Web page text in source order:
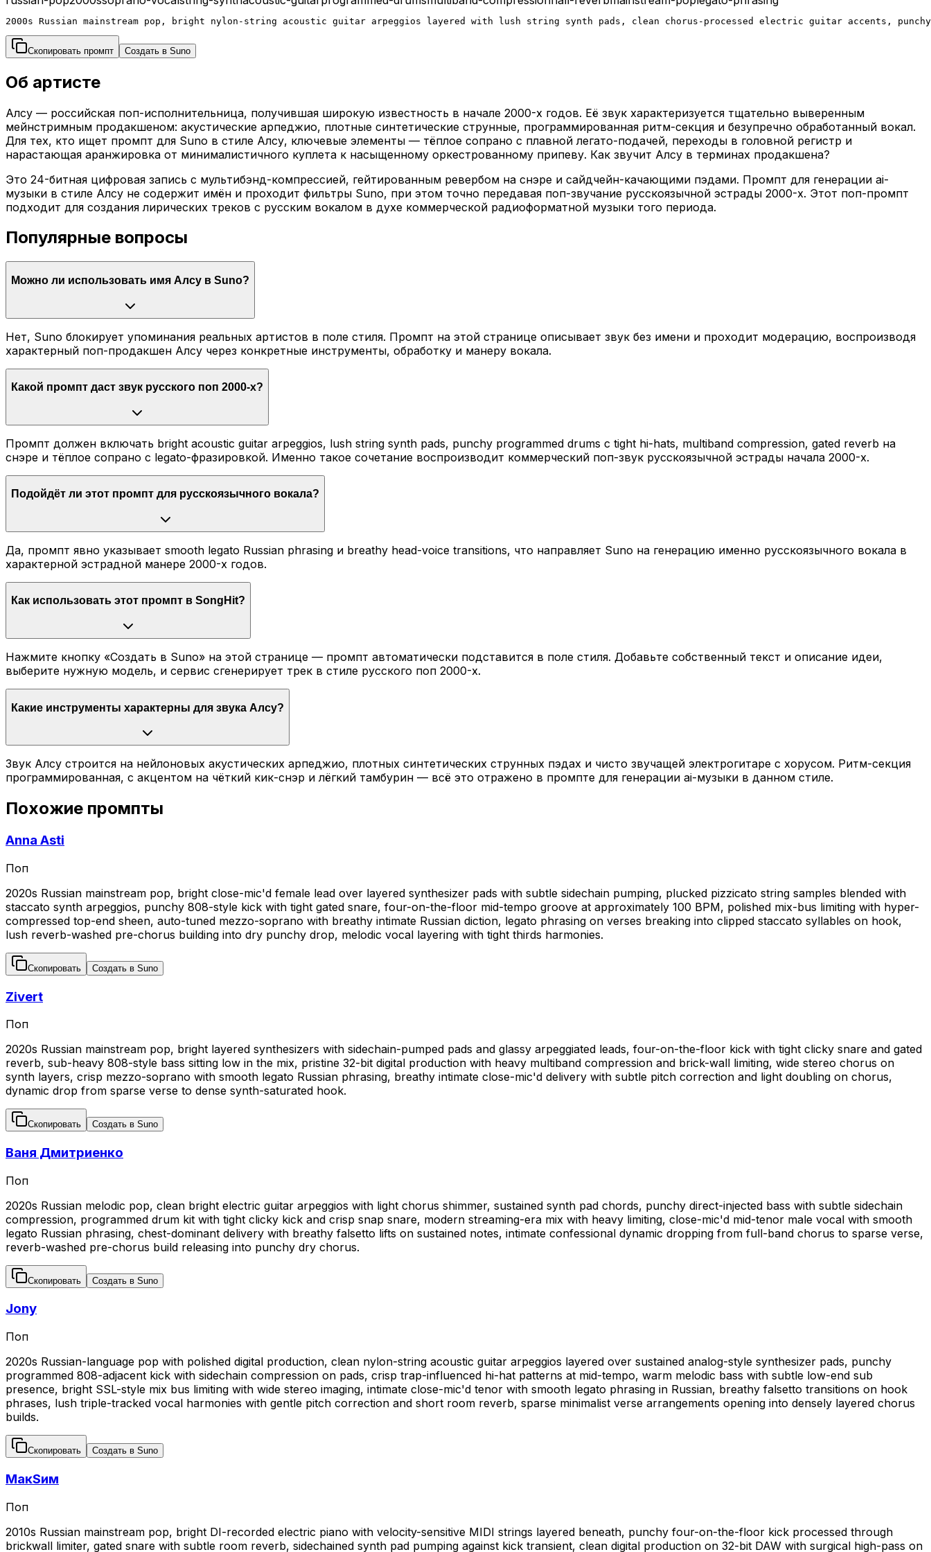
2000s Russian mainstream pop, bright nylon-string acoustic guitar arpeggios layered with lush string synth pads, clean chorus-processed electric guitar accents,
Скопировать промпт Создать в Suno
Об артисте
Алсу — российская поп-исполнительница, получившая широкую известность в начале 2000-х годов. Её звук характеризуется тщательно выверенным
мейнстримным продакшеном: акустические арпеджио, плотные синтетические струнные, программированная ритм-секция и безупречно обработанный вокал.
Для тех, кто ищет промпт для Suno в стиле Алсу, ключевые элементы — тёплое сопрано с плавной легато-подачей, переходы в головной регистр и
нарастающая аранжировка от минималистичного куплета к насыщенному оркестрованному припеву. Как звучит Алсу в терминах продакшена?
Это 24-битная цифровая запись с мультибэнд-компрессией, гейтированным ревербом на снэре и сайдчейн-качающими пэдами. Промпт для генерации ai-
музыки в стиле Алсу не содержит имён и проходит фильтры Suno, при этом точно передавая поп-звучание русскоязычной эстрады 2000-х. Этот поп-промпт
подходит для создания лирических треков с русским вокалом в духе коммерческой радиоформатной музыки того периода.
Популярные вопросы
Можно ли использовать имя Алсу в Suno?
Нет, Suno блокирует упоминания реальных артистов в поле стиля. Промпт на этой странице описывает звук без имени и проходит модерацию, воспроизводя
характерный поп-продакшен Алсу через конкретные инструменты, обработку и манеру вокала.
Какой промпт даст звук русского поп 2000-х?
Промпт должен включать bright acoustic guitar arpeggios, lush string synth pads, punchy programmed drums с tight hi-hats, multiband compression, gated reverb на
снэре и тёплое сопрано с legato-фразировкой. Именно такое сочетание воспроизводит коммерческий поп-звук русскоязычной эстрады начала 2000-х.
Подойдёт ли этот промпт для русскоязычного вокала?
Да, промпт явно указывает smooth legato Russian phrasing и breathy head-voice transitions, что направляет Suno на генерацию именно русскоязычного вокала в
характерной эстрадной манере 2000-х годов.
Как использовать этот промпт в SongHit?
Нажмите кнопку «Создать в Suno» на этой странице — промпт автоматически подставится в поле стиля. Добавьте собственный текст и описание идеи,
выберите нужную модель, и сервис сгенерирует трек в стиле русского поп 2000-х.
Какие инструменты характерны для звука Алсу?
Звук Алсу строится на нейлоновых акустических арпеджио, плотных синтетических струнных пэдах и чисто звучащей электрогитаре с хорусом. Ритм-секция
программированная, с акцентом на чёткий кик-снэр и лёгкий тамбурин — всё это отражено в промпте для генерации ai-музыки в данном стиле.
Похожие промпты
Anna Asti
Поп
2020s Russian mainstream pop, bright close-mic'd female lead over layered synthesizer pads with subtle sidechain pumping, plucked pizzicato string samples blended with
staccato synth arpeggios, punchy 808-style kick with tight gated snare, four-on-the-floor mid-tempo groove at approximately 100 BPM, polished mix-bus limiting with hyper-
compressed top-end sheen, auto-tuned mezzo-soprano with breathy intimate Russian diction, legato phrasing on verses breaking into clipped staccato syllables on hook,
lush reverb-washed pre-chorus building into dry punchy drop, melodic vocal layering with tight thirds harmonies.
Скопировать Создать в Suno
Zivert
Поп
2020s Russian mainstream pop, bright layered synthesizers with sidechain-pumped pads and glassy arpeggiated leads, four-on-the-floor kick with tight clicky snare and gated
reverb, sub-heavy 808-style bass sitting low in the mix, pristine 32-bit digital production with heavy multiband compression and brick-wall limiting, wide stereo chorus on
synth layers, crisp mezzo-soprano with smooth legato Russian phrasing, breathy intimate close-mic'd delivery with subtle pitch correction and light doubling on chorus,
dynamic drop from sparse verse to dense synth-saturated hook.
Скопировать Создать в Suno
Ваня Дмитриенко
Поп
2020s Russian melodic pop, clean bright electric guitar arpeggios with light chorus shimmer, sustained synth pad chords, punchy direct-injected bass with subtle sidechain
compression, programmed drum kit with tight clicky kick and crisp snap snare, modern streaming-era mix with heavy limiting, close-mic'd mid-tenor male vocal with smooth
legato Russian phrasing, chest-dominant delivery with breathy falsetto lifts on sustained notes, intimate confessional dynamic dropping from full-band chorus to sparse verse,
reverb-washed pre-chorus build releasing into punchy dry chorus.
Скопировать Создать в Suno
Jony
Поп
2020s Russian-language pop with polished digital production, clean nylon-string acoustic guitar arpeggios layered over sustained analog-style synthesizer pads, punchy
programmed 808-adjacent kick with sidechain compression on pads, crisp trap-influenced hi-hat patterns at mid-tempo, warm melodic bass with subtle low-end sub
presence, bright SSL-style mix bus limiting with wide stereo imaging, intimate close-mic'd tenor with smooth legato phrasing in Russian, breathy falsetto transitions on hook
phrases, lush triple-tracked vocal harmonies with gentle pitch correction and short room reverb, sparse minimalist verse arrangements opening into densely layered chorus
builds.
Скопировать Создать в Suno
МакSим
Поп
2010s Russian mainstream pop, bright DI-recorded electric piano with velocity-sensitive MIDI strings layered beneath, punchy four-on-the-floor kick processed through
brickwall limiter, gated snare with subtle room reverb, sidechained synth pad pumping against kick transient, clean digital production on 32-bit DAW with surgical high-pass on